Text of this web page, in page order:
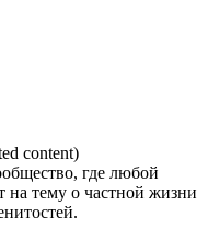
content)
где любой
тему о частной жизни